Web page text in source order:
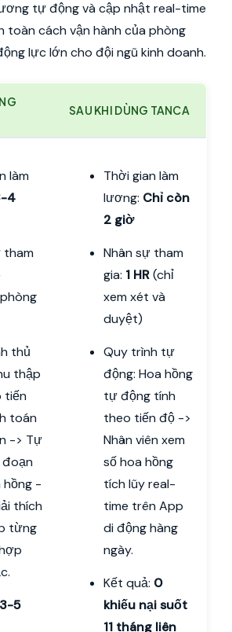
tự động và cập nhật real-time
toàn cách vận hành của phòng
lực lớn cho đội ngũ kinh doanh.
SAU KHI DÙNG TANCA
làm
4
tham
thủ
thập
tiến
toán
-> Tự
đoạn
hồng -
thích
từng
3-5
Thời gian làm
lương: Chỉ còn
2 giờ
Nhân sự tham
gia: 1 HR(chỉ
xem xét và
duyệt)
Quy trình tự
động: Hoa hồng
tự động tính
theo tiến độ ->
Nhân viên xem
số hoa hồng
tích lũy real-
time trên App
di động hàng
ngày.
Kết quả: 0
khiếu nại suốt
11 tháng liên